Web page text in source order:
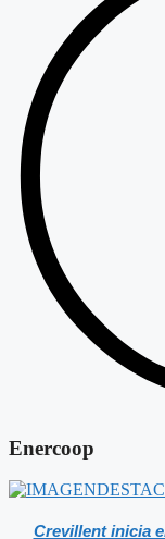
Enercoop
Crevillent inicia